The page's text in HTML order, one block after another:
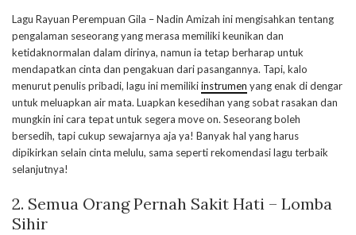
Lagu Rayuan Perempuan Gila – Nadin Amizah ini mengisahkan tentang
pengalaman seseorang yang merasa memiliki keunikan dan
ketidaknormalan dalam dirinya, namun ia tetap berharap untuk
mendapatkan cinta dan pengakuan dari pasangannya. Tapi, kalo
menurut penulis pribadi, lagu ini memilikiinstrumen yang enak di dengar
untuk meluapkan air mata. Luapkan kesedihan yang sobat rasakan dan
mungkin ini cara tepat untuk segera move on. Seseorang boleh
bersedih, tapi cukup sewajarnya aja ya! Banyak hal yang harus
dipikirkan selain cinta melulu, sama seperti rekomendasi lagu terbaik
selanjutnya!
2. Semua Orang Pernah Sakit Hati – Lomba
Sihir